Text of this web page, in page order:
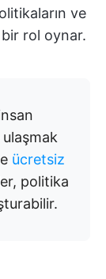
ve
rol oynar.
ücretsiz
politika